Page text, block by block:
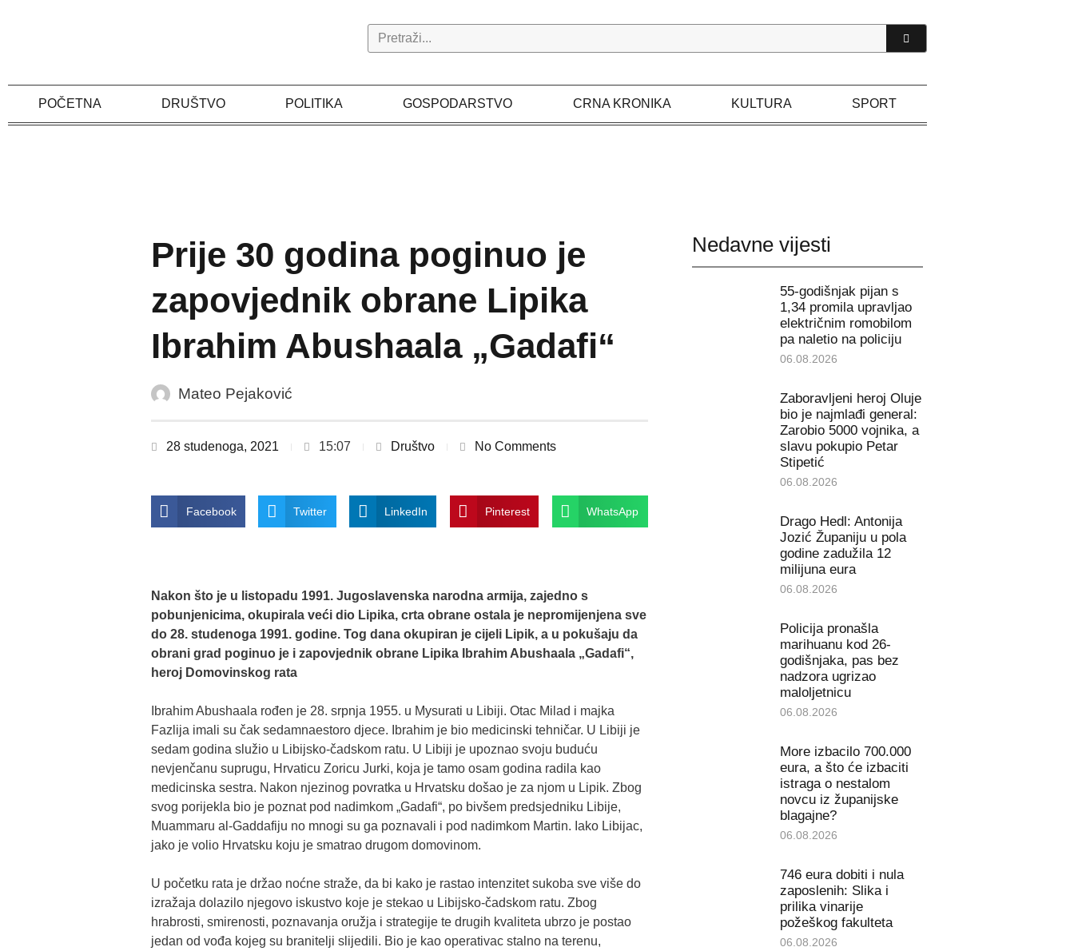
Search
POČETNA DRUŠTVO POLITIKA GOSPODARSTVO CRNA KRONIKA KULTURA SPORT
Prije 30 godina poginuo je
zapovjednik obrane Lipika
Ibrahim Abushaala „Gadafi“
Mateo Pejaković
28 studenoga, 2021 15:07 Društvo No Comments
Facebook Twitter LinkedIn Pinterest WhatsApp
Nakon što je u listopadu 1991. Jugoslavenska narodna armija, zajedno s
pobunjenicima, okupirala veći dio Lipika, crta obrane ostala je nepromijenjena sve
do 28. studenoga 1991. godine. Tog dana okupiran je cijeli Lipik, a u pokušaju da
obrani grad poginuo je i zapovjednik obrane Lipika Ibrahim Abushaala „Gadafi“,
heroj Domovinskog rata
Ibrahim Abushaala rođen je 28. srpnja 1955. u Mysurati u Libiji. Otac Milad i majka
Fazlija imali su čak sedamnaestoro djece. Ibrahim je bio medicinski tehničar. U Libiji je
sedam godina služio u Libijsko-čadskom ratu. U Libiji je upoznao svoju buduću
nevjenčanu suprugu, Hrvaticu Zoricu Jurki, koja je tamo osam godina radila kao
medicinska sestra. Nakon njezinog povratka u Hrvatsku došao je za njom u Lipik. Zbog
svog porijekla bio je poznat pod nadimkom „Gadafi“, po bivšem predsjedniku Libije,
Muammaru al-Gaddafiju no mnogi su ga poznavali i pod nadimkom Martin. Iako Libijac,
jako je volio Hrvatsku koju je smatrao drugom domovinom.
U početku rata je držao noćne straže, da bi kako je rastao intenzitet sukoba sve više do
izražaja dolazilo njegovo iskustvo koje je stekao u Libijsko-čadskom ratu. Zbog
hrabrosti, smirenosti, poznavanja oružja i strategije te drugih kvaliteta ubrzo je postao
jedan od vođa kojeg su branitelji slijedili. Bio je kao operativac stalno na terenu,
Nedavne vijesti
55-godišnjak pijan s
1,34 promila upravljao
električnim romobilom
pa naletio na policiju
06.08.2026
Zaboravljeni heroj Oluje
bio je najmlađi general:
Zarobio 5000 vojnika, a
slavu pokupio Petar
Stipetić
06.08.2026
Drago Hedl: Antonija
Jozić Županiju u pola
godine zadužila 12
milijuna eura
06.08.2026
Policija pronašla
marihuanu kod 26-
godišnjaka, pas bez
nadzora ugrizao
maloljetnicu
06.08.2026
More izbacilo 700.000
eura, a što će izbaciti
istraga o nestalom
novcu iz županijske
blagajne?
06.08.2026
746 eura dobiti i nula
zaposlenih: Slika i
prilika vinarije
požeškog fakulteta
06.08.2026